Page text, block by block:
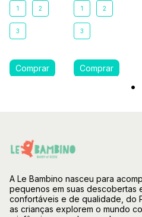
1 2
3
1 2
3
A Le Bambino nasceu para
pequenos em suas descobertas
confortáveis e de qualidade, do
as crianças explorem o mundo